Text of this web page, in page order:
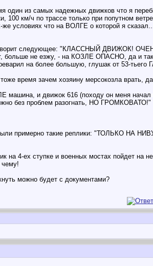
один из самых надежных движков что я
км/ч по трассе только при попутном
условиях что на ВОЛГЕ о которой я
говорит следующее: "КЛАССНЫЙ ДВИЖОК!
больше не езжу, - на КОЗЛЕ ОПАСНО, да и
на более большую, глушак от 53-
время зачем хозяину мерсокозла врать,
машина, и движок 616 (походу он меня начал
без проблем разогнать, НО ГРОМКОВАТО!"
были примерно такие реплики: "ТОЛЬКО НА
4-ех ступке и военных мостах пойдет на
чему!
можно будет с документами?